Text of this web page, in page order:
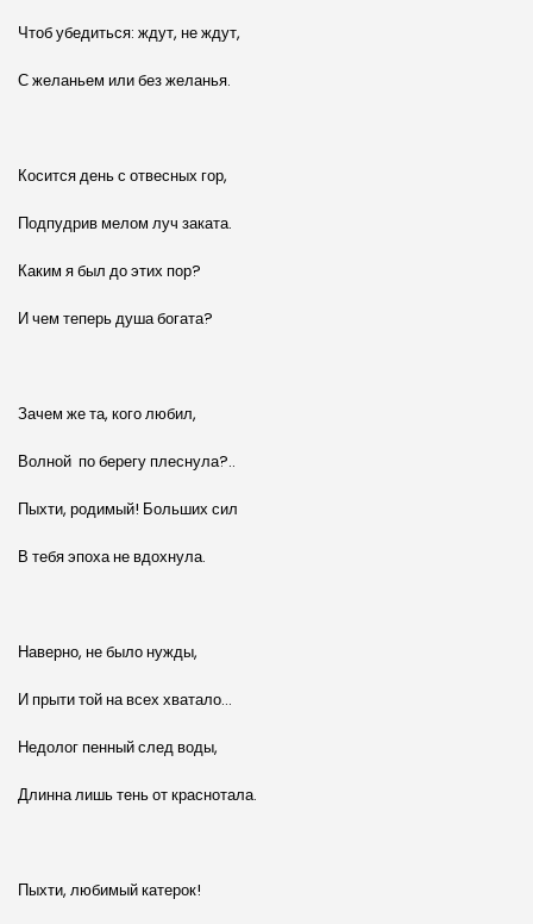
Чтоб убедиться: ждут, не ждут,
С желаньем или без желанья.
Косится день с отвесных гор,
Подпудрив мелом луч заката.
Каким я был до этих пор?
И чем теперь душа богата?
Зачем же та, кого любил,
Волной по берегу плеснула?..
Пыхти, родимый! Больших сил
В тебя эпоха не вдохнула.
Наверно, не было нужды,
И прыти той на всех хватало…
Недолог пенный след воды,
Длинна лишь тень от краснотала.
Пыхти, любимый катерок!